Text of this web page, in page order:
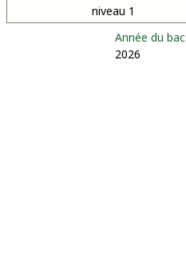
niveau 1
Année du bac
2026